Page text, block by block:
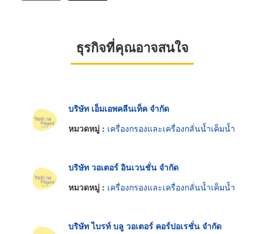
ธุรกิจที่คุณอาจสนใจ
บริษัท เอ็มเอพคลีนเท็ค จำกัด
หมวดหมู่ : เครื่องกรองและเครื่องกลั่นน้ำเค็มน้ำ
บริษัท วอเตอร์ อินเวนชั่น จำกัด
หมวดหมู่ : เครื่องกรองและเครื่องกลั่นน้ำเค็มน้ำ
บริษัท ไบรท์ บลู วอเตอร์ คอร์ปอเรชั่น จำกัด